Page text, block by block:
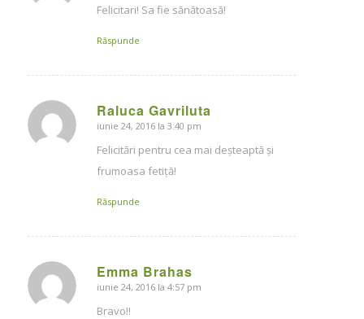
Felicitari! Sa fie sănătoasă!
Răspunde
Raluca Gavriluta
says:
iunie 24, 2016 la 3:40 pm
Felicitări pentru cea mai deșteaptă și
frumoasa fetiță!
Răspunde
Emma Brahas
says:
iunie 24, 2016 la 4:57 pm
Bravo!!